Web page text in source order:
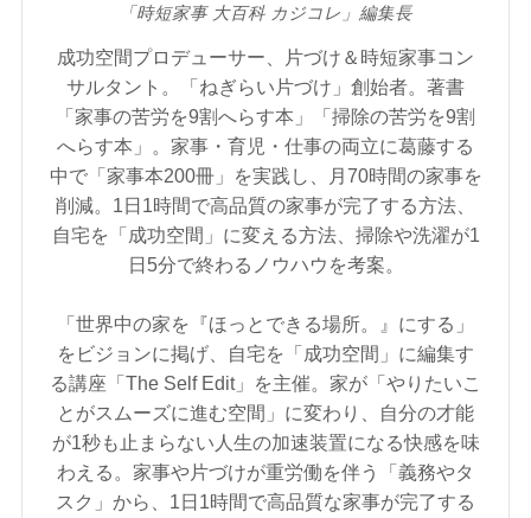
「時短家事 大百科 カジコレ」編集長
成功空間プロデューサー、片づけ＆時短家事コン
サルタント。「ねぎらい片づけ」創始者。著書
「家事の苦労を9割へらす本」「掃除の苦労を9割
へらす本」。家事・育児・仕事の両立に葛藤する
中で「家事本200冊」を実践し、月70時間の家事を
削減。1日1時間で高品質の家事が完了する方法、
自宅を「成功空間」に変える方法、掃除や洗濯が1
日5分で終わるノウハウを考案。
「世界中の家を『ほっとできる場所。』にする」
をビジョンに掲げ、自宅を「成功空間」に編集す
る講座「The Self Edit」を主催。家が「やりたいこ
とがスムーズに進む空間」に変わり、自分の才能
が1秒も止まらない人生の加速装置になる快感を味
わえる。家事や片づけが重労働を伴う「義務やタ
スク」から、1日1時間で高品質な家事が完了する